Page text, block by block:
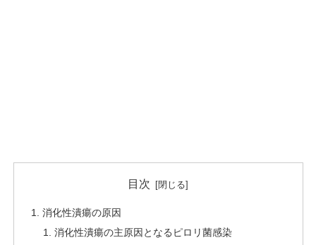
目次
消化性潰瘍の原因
消化性潰瘍の主原因となるピロリ菌感染